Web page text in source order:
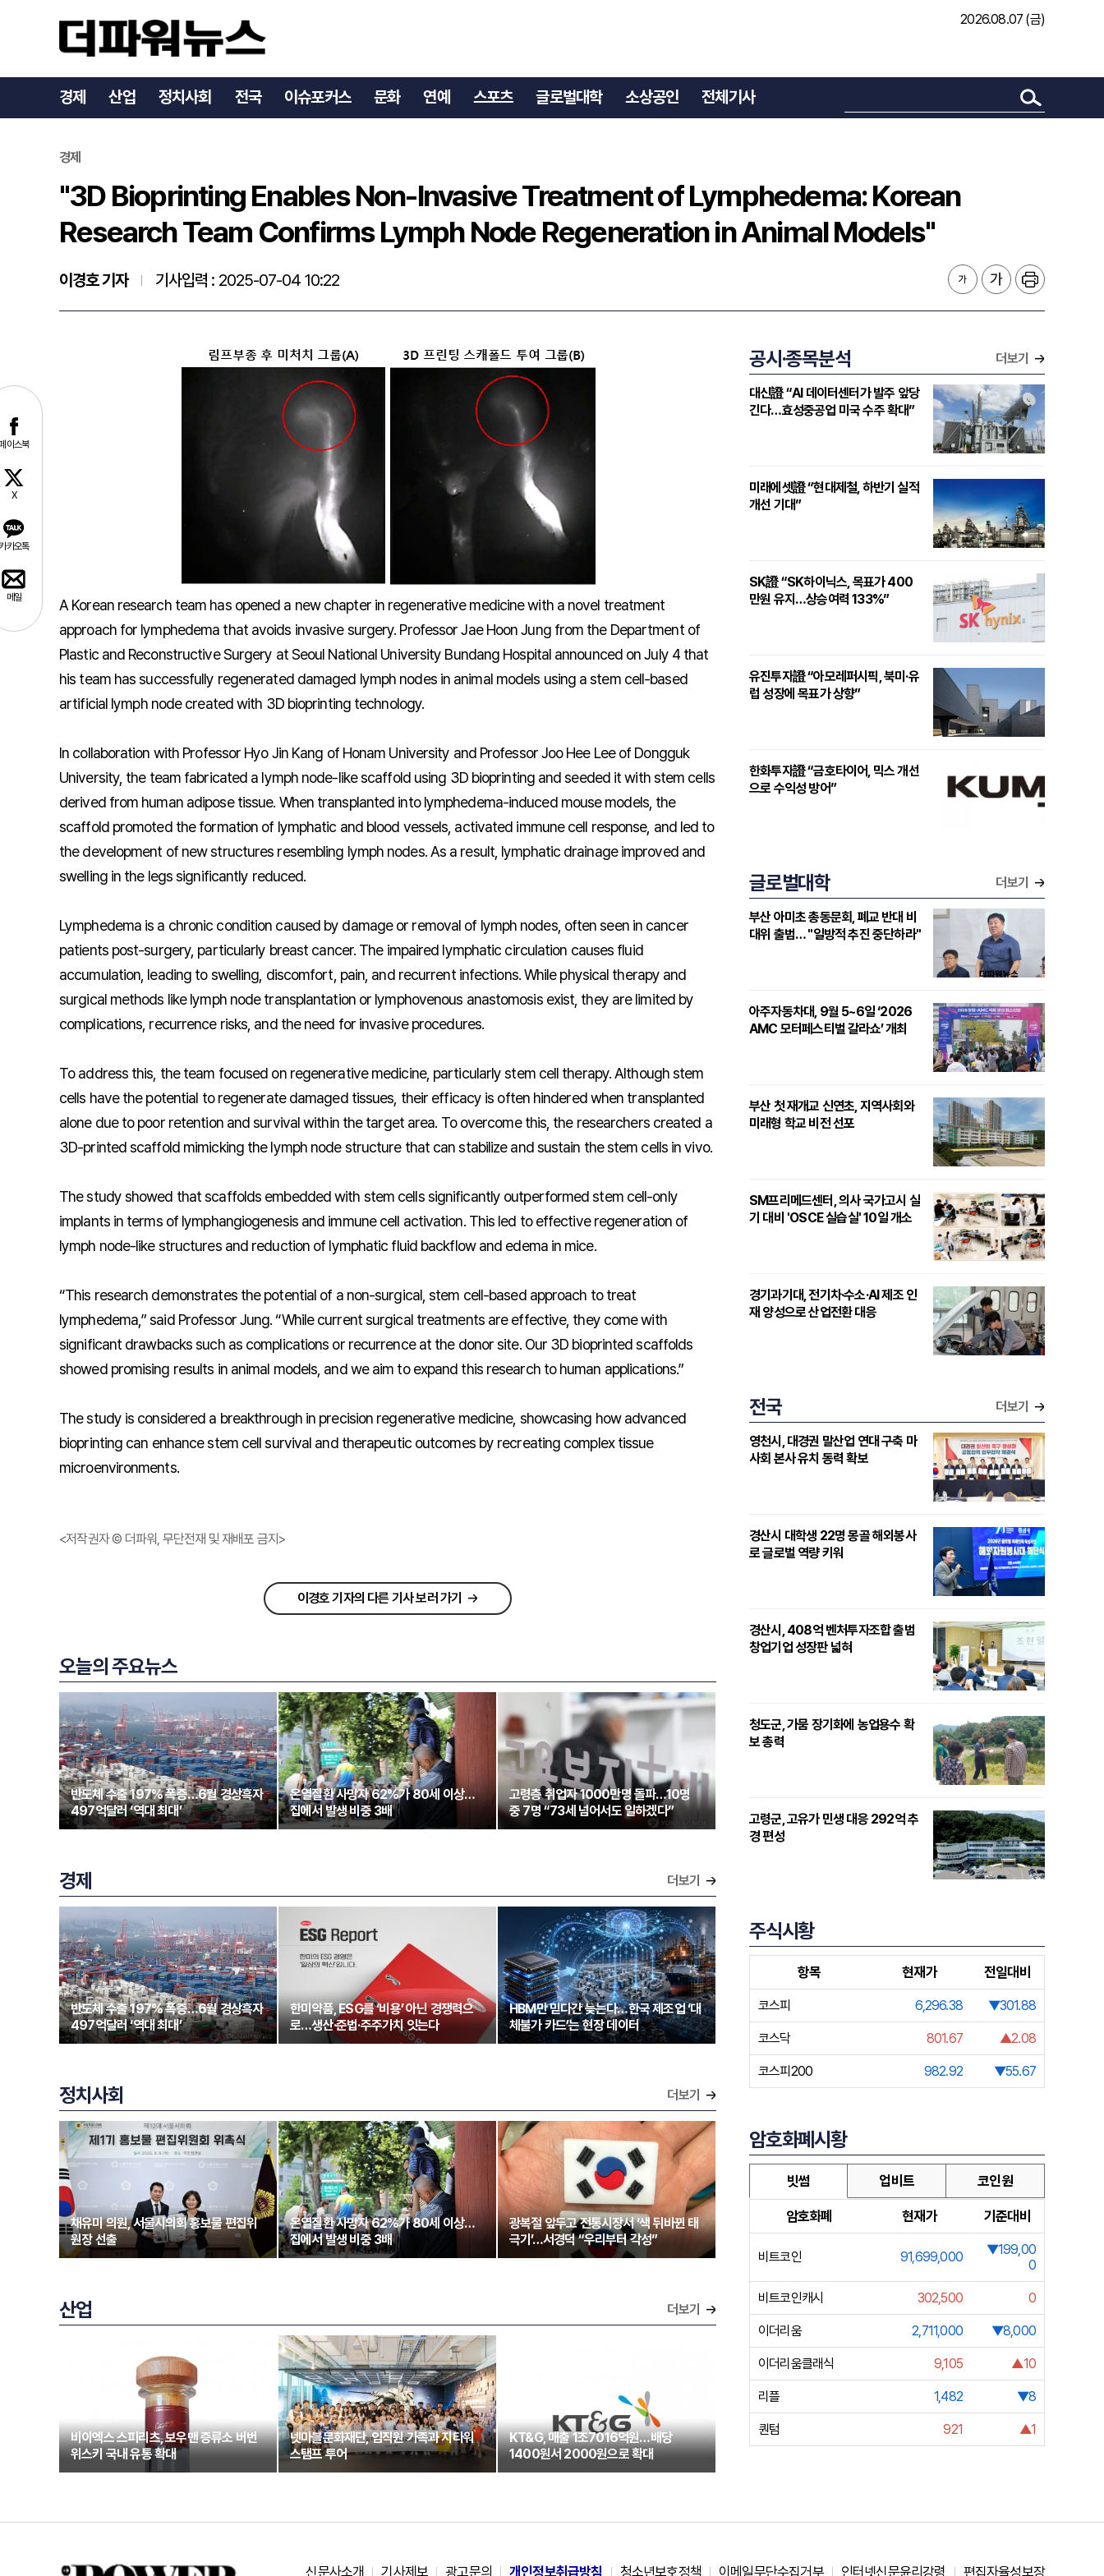
2026.08.07 (금)
경제 산업 정치사회 전국 이슈포커스 문화 연예 스포츠 글로벌대학 소상공인 전체기사
이스북
X
카오톡
메일
경제
"3D Bioprinting Enables Non-Invasive Treatment of Lymphedema: Korean
Research Team Confirms Lymph Node Regeneration in Animal Models"
이경호 기자 기사입력 : 2025-07-04 10:22
A Korean research team has opened a new chapter in regenerative medicine with a novel treatment
approach for lymphedema that avoids invasive surgery. Professor Jae Hoon Jung from the Department of
Plastic and Reconstructive Surgery at Seoul National University Bundang Hospital announced on July 4 that
his team has successfully regenerated damaged lymph nodes in animal models using a stem cell-based
artificial lymph node created with 3D bioprinting technology.
In collaboration with Professor Hyo Jin Kang of Honam University and Professor Joo Hee Lee of Dongguk
University, the team fabricated a lymph node-like scaffold using 3D bioprinting and seeded it with stem cells
derived from human adipose tissue. When transplanted into lymphedema-induced mouse models, the
scaffold promoted the formation of lymphatic and blood vessels, activated immune cell response, and led to
the development of new structures resembling lymph nodes. As a result, lymphatic drainage improved and
swelling in the legs significantly reduced.
Lymphedema is a chronic condition caused by damage or removal of lymph nodes, often seen in cancer
patients post-surgery, particularly breast cancer. The impaired lymphatic circulation causes fluid
accumulation, leading to swelling, discomfort, pain, and recurrent infections. While physical therapy and
surgical methods like lymph node transplantation or lymphovenous anastomosis exist, they are limited by
complications, recurrence risks, and the need for invasive procedures.
To address this, the team focused on regenerative medicine, particularly stem cell therapy. Although stem
cells have the potential to regenerate damaged tissues, their efficacy is often hindered when transplanted
alone due to poor retention and survival within the target area. To overcome this, the researchers created a
3D-printed scaffold mimicking the lymph node structure that can stabilize and sustain the stem cells in vivo.
The study showed that scaffolds embedded with stem cells significantly outperformed stem cell-only
implants in terms of lymphangiogenesis and immune cell activation. This led to effective regeneration of
lymph node-like structures and reduction of lymphatic fluid backflow and edema in mice.
“This research demonstrates the potential of a non-surgical, stem cell-based approach to treat
lymphedema,” said Professor Jung. “While current surgical treatments are effective, they come with
significant drawbacks such as complications or recurrence at the donor site. Our 3D bioprinted scaffolds
showed promising results in animal models, and we aim to expand this research to human applications.”
The study is considered a breakthrough in precision regenerative medicine, showcasing how advanced
bioprinting can enhance stem cell survival and therapeutic outcomes by recreating complex tissue
microenvironments.
<저작권자 © 더파워, 무단전재 및 재배포 금지>
이경호 기자의 다른 기사 보러 가기
오늘의 주요뉴스
반도체 수출 197% 폭증…6월 경상흑자
497억달러 ‘역대 최대’
온열질환 사망자 62%가 80세 이상…
집에서 발생 비중 3배
고령층 취업자 1000만명 돌파…10명
중 7명 “73세 넘어서도 일하겠다”
경제 더보기
반도체 수출 197% 폭증…6월 경상흑자
497억달러 ‘역대 최대’
한미약품, ESG를 ‘비용’ 아닌 경쟁력으
로…생산·준법·주주가치 잇는다
HBM만 믿다간 늦는다…한국 제조업 ‘대
체불가 카드’는 현장 데이터
정치사회 더보기
채유미 의원, 서울시의회 홍보물 편집위
원장 선출
온열질환 사망자 62%가 80세 이상…
집에서 발생 비중 3배
광복절 앞두고 전통시장서 ‘색 뒤바뀐 태
극기’…서경덕 “우리부터 각성”
산업 더보기
비이엑스 스피리츠, 보우맨 증류소 버번
위스키 국내 유통 확대
넷마블문화재단, 임직원 가족과 지타워
스탬프 투어
KT&G, 매출 1조7016억원…배당
1400원서 2000원으로 확대
공시·종목분석 더보기
대신證 “AI 데이터센터가 발주 앞당
긴다…효성중공업 미국 수주 확대”
미래에셋證 “현대제철, 하반기 실적
개선 기대”
SK證 “SK하이닉스, 목표가 400
만원 유지…상승여력 133%”
유진투자證 “아모레퍼시픽, 북미·유
럽 성장에 목표가 상향”
한화투자證 “금호타이어, 믹스 개선
으로 수익성 방어”
글로벌대학 더보기
부산 아미초 총동문회, 폐교 반대 비
대위 출범… "일방적 추진 중단하라"
아주자동차대, 9월 5~6일 ‘2026
AMC 모터페스티벌 갈라쇼’ 개최
부산 첫 재개교 신연초, 지역사회와
미래형 학교 비전 선포
SM프리메드센터, 의사 국가고시 실
기 대비 'OSCE 실습실' 10일 개소
경기과기대, 전기차·수소·AI 제조 인
재 양성으로 산업전환 대응
전국 더보기
영천시, 대경권 말산업 연대 구축 마
사회 본사 유치 동력 확보
경산시 대학생 22명 몽골 해외봉사
로 글로벌 역량 키워
경산시, 408억 벤처투자조합 출범
창업기업 성장판 넓혀
청도군, 가뭄 장기화에 농업용수 확
보 총력
고령군, 고유가 민생 대응 292억 추
경 편성
주식시황
항목 현재가 전일대비
코스피 6,296.38 ▼301.88
코스닥 801.67 ▲2.08
코스피200 982.92 ▼55.67
암호화폐시황
빗썸 업비트 코인원
암호화폐 현재가 기준대비
비트코인 91,699,000
▼199,00
0
비트코인캐시 302,500 0
이더리움 2,711,000 ▼8,000
이더리움클래식 9,105 ▲10
리플 1,482 ▼8
퀀텀 921 ▲1
신문사소개 기사제보 광고문의 개인정보취급방침 청소년보호정책 이메일무단수집거부 인터넷신문윤리강령 편집자율성보장